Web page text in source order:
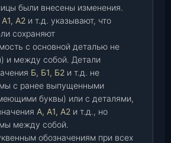
были внесены изменения.
А1, А2 и т.д. указывают, что
сохраняют
с основной деталью не
и между собой. Детали
Б, Б1, Б2 и т.д. не
с ранее выпущенными
буквы) или с деталями,
А, А1, А2 и т.д., но
между собой.
обозначениям при всех